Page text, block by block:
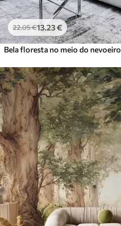
22.05€13.23€
Bela floresta no meio do nevoeiro